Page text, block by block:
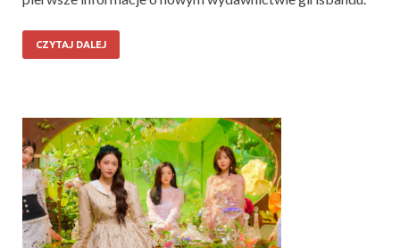
CZYTAJ DALEJ